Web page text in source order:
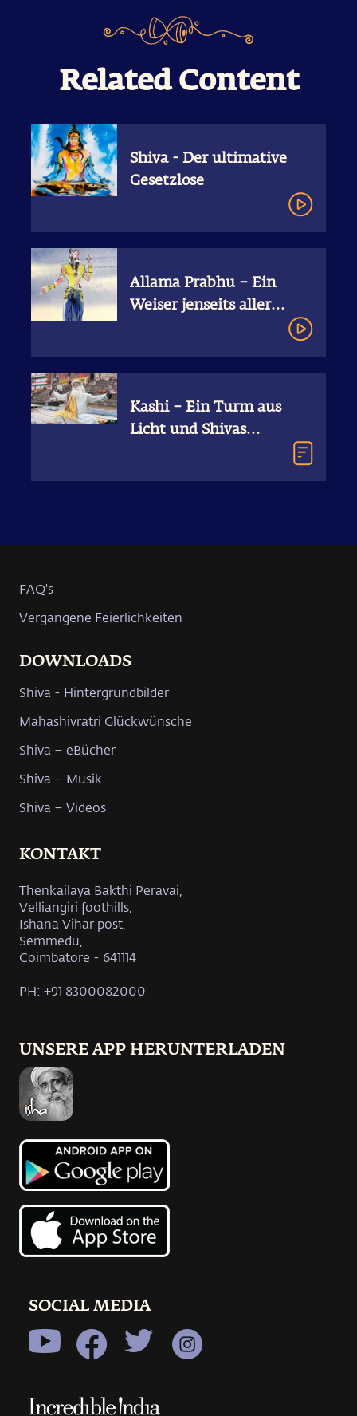
Related Content
Shiva - Der ultimative
Gesetzlose
Allama Prabhu – Ein
Weiser jenseits aller
Kashi – Ein Turm aus
Licht und Shivas
FAQ's
Vergangene Feierlichkeiten
DOWNLOADS
Shiva - Hintergrundbilder
Mahashivratri Glückwünsche
Shiva – eBücher
Shiva – Musik
Shiva – Videos
KONTAKT
Thenkailaya Bakthi Peravai,
Velliangiri foothills,
Ishana Vihar post,
Semmedu,
Coimbatore - 641114
PH: +91 8300082000
UNSERE APP HERUNTERLADEN
SOCIAL MEDIA